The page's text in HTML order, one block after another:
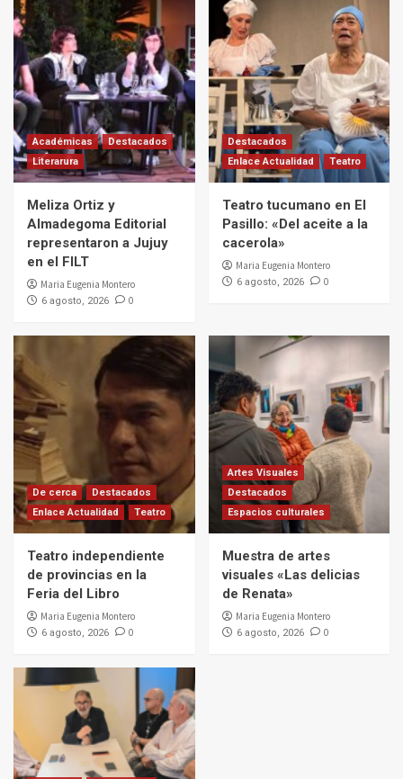
Académicas
Destacados
Literarura
Meliza Ortiz y
Almadegoma Editorial
representaron a Jujuy
en el FILT
Maria Eugenia Montero
6 agosto, 2026 0
Destacados
Enlace Actualidad
Teatro
Teatro tucumano en El
Pasillo: «Del aceite a la
cacerola»
Maria Eugenia Montero
6 agosto, 2026 0
De cerca
Destacados
Enlace Actualidad
Teatro
Teatro independiente
de provincias en la
Feria del Libro
Maria Eugenia Montero
6 agosto, 2026 0
Artes Visuales
Destacados
Espacios culturales
Muestra de artes
visuales «Las delicias
de Renata»
Maria Eugenia Montero
6 agosto, 2026 0